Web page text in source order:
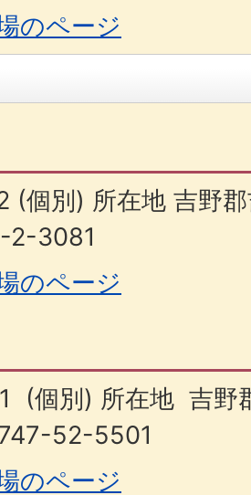
のページ
(個別) 所在地 吉野
2-3081
のページ
(個別) 所在地 吉野
52-5501
のページ